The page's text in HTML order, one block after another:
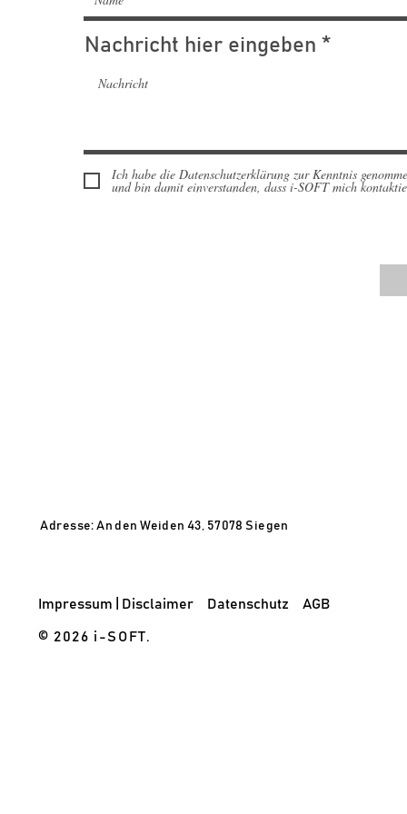
Nachricht hier eingeben
Ich habe die Datenschutzerklärung zur Kenntnis
und bin damit einverstanden, dass i-SOFT mich
Adresse: An den Weiden 43, 57078 Siegen
Impressum | Disclaimer Datenschutz AGB
© 2026 i-SOFT.